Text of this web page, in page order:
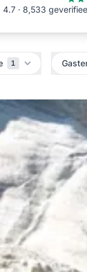
4.7 · 8,533
1